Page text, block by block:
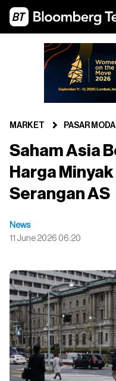
MARKET PASAR
Saham Asia
Harga
Serangan AS
News
11 June 2026 06:20